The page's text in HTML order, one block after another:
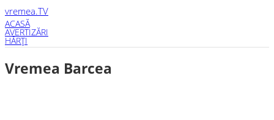
vremea.TV
ACASĂ
AVERTIZĂRI
HĂRŢI
Vremea Barcea